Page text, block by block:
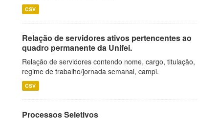
CSV
Relação de servidores ativos pertencentes ao
quadro permanente da Unifei.
Relação de servidores contendo nome, cargo, titulação,
regime de trabalho/jornada semanal, campi.
CSV
Processos Seletivos